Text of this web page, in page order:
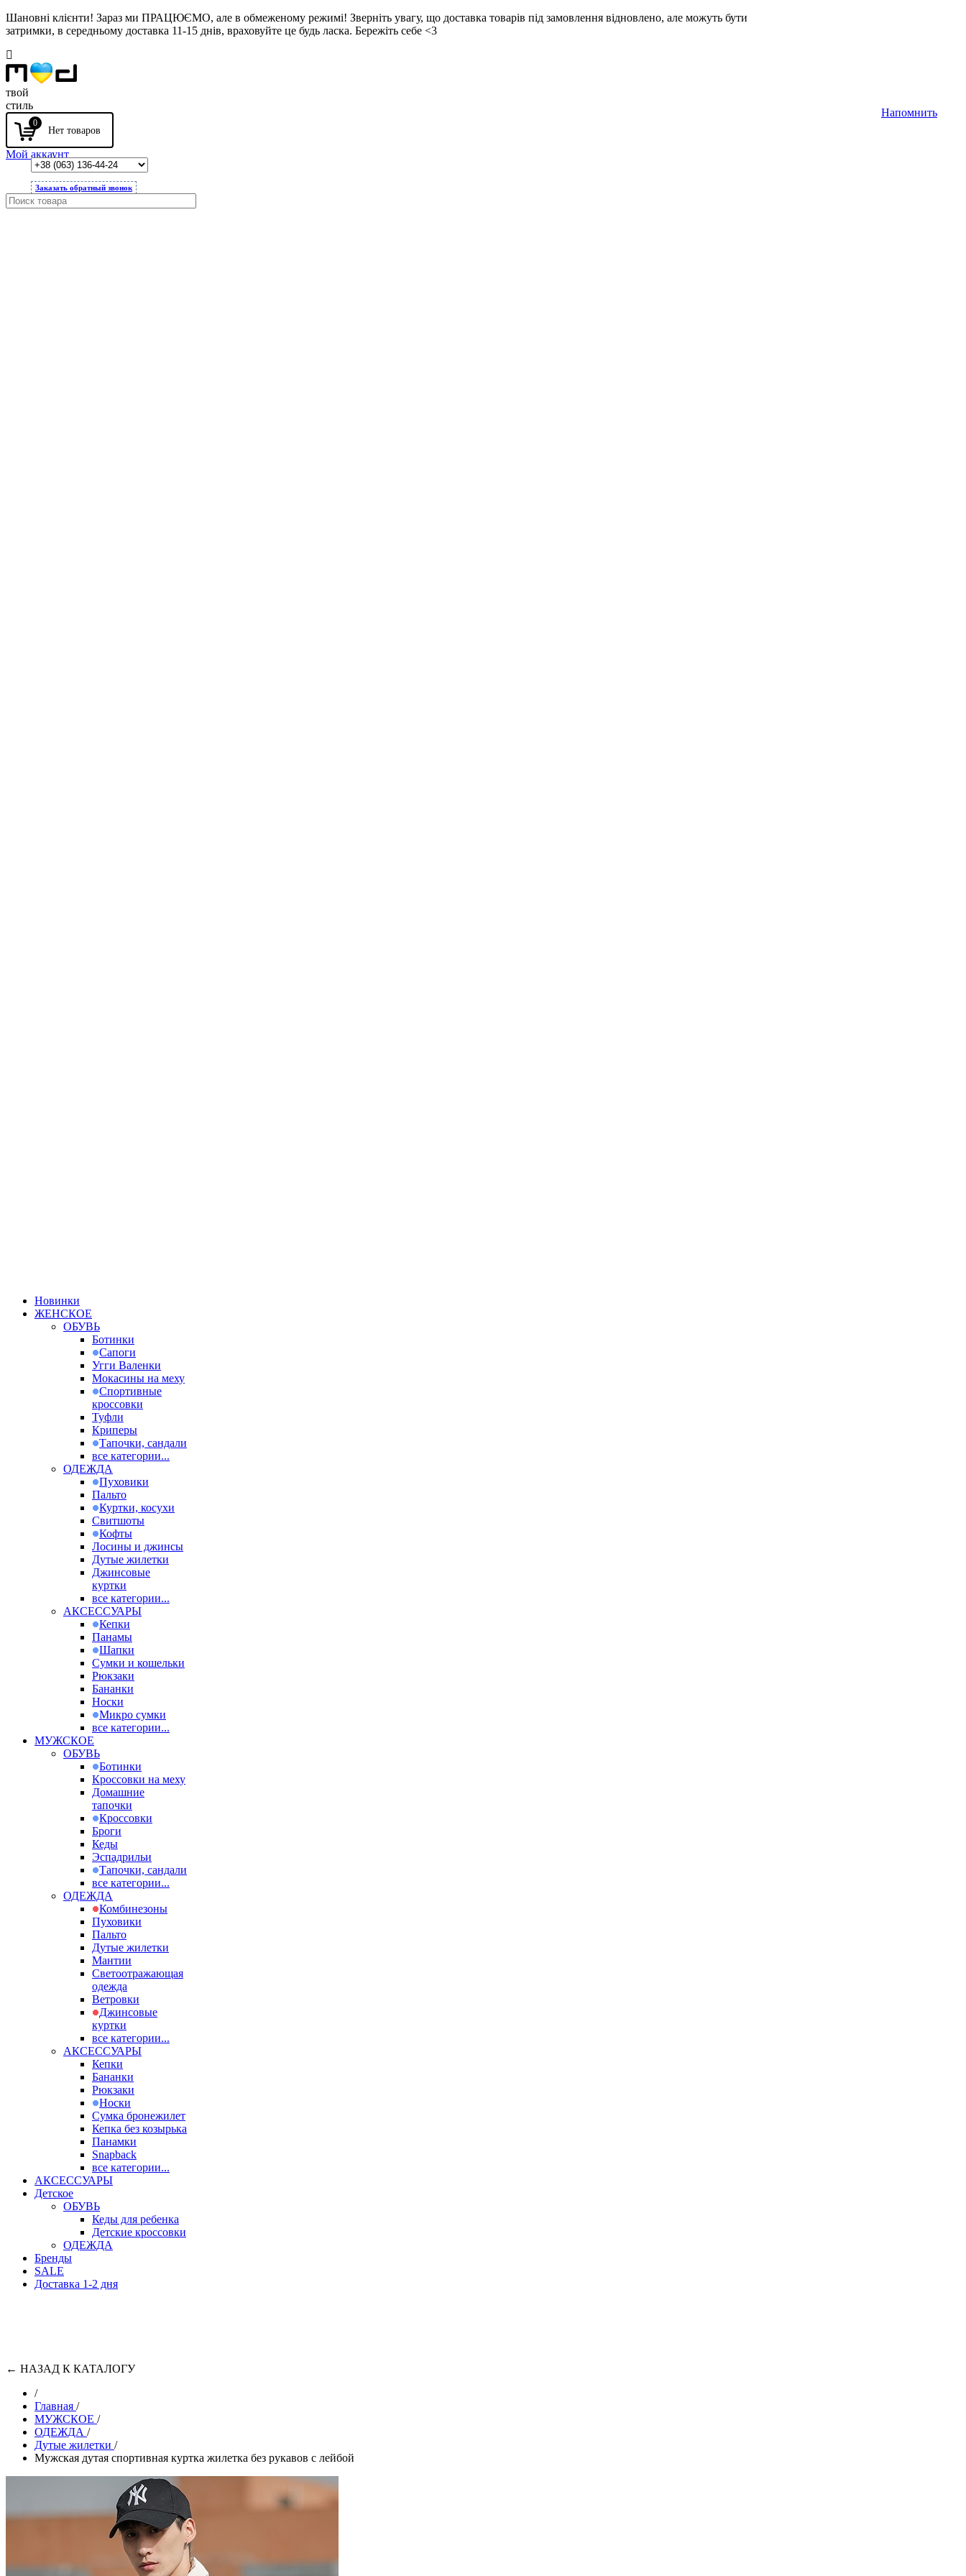
Шановні клієнти! Зараз ми ПРАЦЮЄМО, але в обмеженому режимі! Зверніть увагу, що доставка товарів під замовлення відновлено, але можуть бути
затримки, в середньому доставка 11-15 днів, враховуйте це будь ласка. Бережіть себе <3
твой
стиль
0
Мой аккаунт
Заказать обратный звонок
Новинки
ЖЕНСКОЕ
ОБУВЬ
Ботинки
Сапоги
Угги Валенки
Мокасины на меху
Спортивные
кроссовки
Туфли
Криперы
Тапочки, сандали
все категории...
ОДЕЖДА
Пуховики
Пальто
Куртки, косухи
Свитшоты
Кофты
Лосины и джинсы
Дутые жилетки
Джинсовые
куртки
все категории...
АКСЕССУАРЫ
Кепки
Панамы
Шапки
Сумки и кошельки
Рюкзаки
Бананки
Носки
Микро сумки
все категории...
МУЖСКОЕ
ОБУВЬ
Ботинки
Кроссовки на меху
Домашние
тапочки
Кроссовки
Броги
Кеды
Эспадрильи
Тапочки, сандали
все категории...
ОДЕЖДА
Комбинезоны
Пуховики
Пальто
Дутые жилетки
Мантии
Светоотражающая
одежда
Ветровки
Джинсовые
куртки
все категории...
АКСЕССУАРЫ
Кепки
Бананки
Рюкзаки
Носки
Сумка бронежилет
Кепка без козырька
Панамки
Snapback
все категории...
АКСЕССУАРЫ
Детское
ОБУВЬ
Кеды для ребенка
Детские кроссовки
ОДЕЖДА
Бренды
SALE
Доставка 1-2 дня
← НАЗАД К КАТАЛОГУ
/
Главная /
МУЖСКОЕ /
ОДЕЖДА /
Дутые жилетки /
Мужская дутая спортивная куртка жилетка без рукавов с лейбой
Напомнить